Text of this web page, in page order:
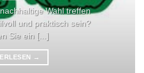
Wahl treffen
und praktisch sein?
Sie ein [...]
→